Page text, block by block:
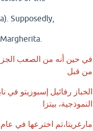
Supposedly,
في حين أنه من الصعب الجزم
من قبل
الخباز رفائيل إسبوزيتو في
النموذجية، بيتزا